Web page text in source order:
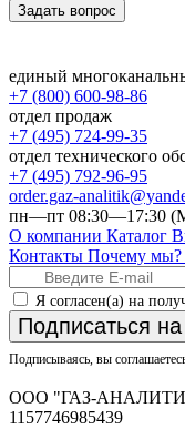
Задать вопрос
единый
+7 (800) 600-98-86
отдел продаж
+7 (495) 724-99-35
отдел технического
+7 (495) 792-96-95
order.gaz-
пн—пт 08:30—17:30
О компании Каталог
Контакты Почему мы?
Я согласен(а) на
Подписаться
Подписываясь, вы
ООО "ГАЗ-
1157746985439